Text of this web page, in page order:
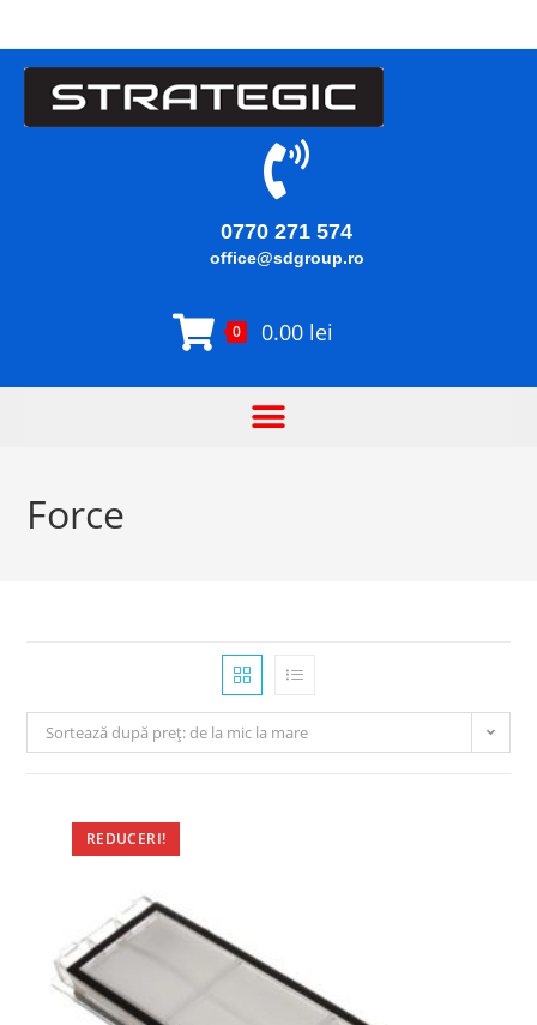
0770 271 574
office@sdgroup.ro
0 0.00 lei
Force
Sortează după preț: de la mic la mare
REDUCERI!